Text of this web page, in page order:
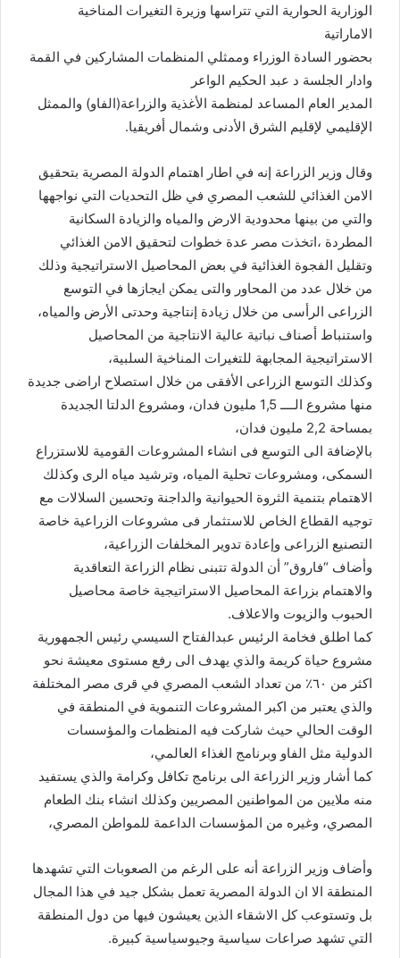
الوزارية الحوارية التي تتراسها وزيرة التغيرات المناخية
الاماراتية
بحضور السادة الوزراء وممثلي المنظمات المشاركين في القمة
وادار الجلسة د عبد الحكيم الواعر
المدير العام المساعد لمنظمة الأغذية والزراعة(الفاو) والممثل
الإقليمي لإقليم الشرق الأدنى وشمال أفريقيا.
وقال وزير الزراعة إنه في اطار اهتمام الدولة المصرية بتحقيق
الامن الغذائي للشعب المصري في ظل التحديات التي نواجهها
والتي من بينها محدودية الارض والمياه والزيادة السكانية
المطردة ،اتخذت مصر عدة خطوات لتحقيق الامن الغذائي
وتقليل الفجوة الغذائية في بعض المحاصيل الاستراتيجية وذلك
من خلال عدد من المحاور والتى يمكن ايجازها في التوسع
الزراعى الرأسى من خلال زيادة إنتاجية وحدتى الأرض والمياه،
واستنباط أصناف نباتية عالية الانتاجية من المحاصيل
الاستراتيجية المجابهة للتغيرات المناخية السلبية،
وكذلك التوسع الزراعى الأفقى من خلال استصلاح اراضى جديدة
منها مشروع الــــ 1,5 مليون فدان، ومشروع الدلتا الجديدة
بمساحة 2,2 مليون فدان،
بالإضافة الى التوسع فى انشاء المشروعات القومية للاستزراع
السمكى، ومشروعات تحلية المياه، وترشيد مياه الرى وكذلك
الاهتمام بتنمية الثروة الحيوانية والداجنة وتحسين السلالات مع
توجيه القطاع الخاص للاستثمار فى مشروعات الزراعية خاصة
التصنيع الزراعى وإعادة تدوير المخلفات الزراعية،
وأضاف “فاروق” أن الدولة تتبنى نظام الزراعة التعاقدية
والاهتمام بزراعة المحاصيل الاستراتيجية خاصة محاصيل
الحبوب والزيوت والاعلاف.
كما اطلق فخامة الرئيس عبدالفتاح السيسي رئيس الجمهورية
⁠مشروع حياة كريمة والذي يهدف الى رفع مستوى معيشة نحو
اكثر من ٦٠٪؜ من تعداد الشعب المصري في قرى مصر المختلفة
والذي يعتبر من اكبر المشروعات التنموية في المنطقة في
الوقت الحالي حيث شاركت فيه المنظمات والمؤسسات
الدولية مثل الفاو وبرنامج الغذاء العالمي،
كما أشار وزير الزراعة الى ⁠برنامج تكافل وكرامة والذي يستفيد
منه ملايين من المواطنين المصريين وكذلك انشاء بنك الطعام
المصري، وغيره من المؤسسات الداعمة للمواطن المصري،
وأضاف وزير الزراعة ⁠أنه على الرغم من الصعوبات التي تشهدها
المنطقة الا ان الدولة المصرية تعمل بشكل جيد في هذا المجال
بل وتستوعب كل الاشقاء الذين يعيشون فيها من دول المنطقة
التي تشهد صراعات سياسية وجيوسياسية كبيرة.